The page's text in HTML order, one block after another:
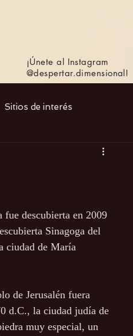
¡Únete al Instagram
@despertar.dimensional!
Sitios de interés
Música
fue descubierta en 2009
Sinagoga del
ciudad de María
de Jerusalén fuera
d.C., la ciudad judía de
muy especial, un